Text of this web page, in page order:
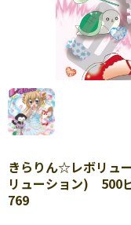
きらりん☆レボリュ
リューション) 500
769